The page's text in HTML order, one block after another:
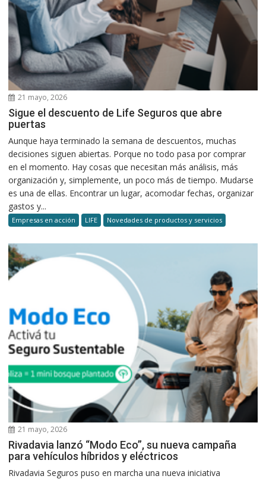
21 mayo, 2026
Sigue el descuento de Life Seguros que abre
puertas
Aunque haya terminado la semana de descuentos, muchas
decisiones siguen abiertas. Porque no todo pasa por comprar
en el momento. Hay cosas que necesitan más análisis, más
organización y, simplemente, un poco más de tiempo. Mudarse
es una de ellas. Encontrar un lugar, acomodar fechas, organizar
gastos y...
Empresas en acción LIFE Novedades de productos y servicios
21 mayo, 2026
Rivadavia lanzó “Modo Eco”, su nueva campaña
para vehículos híbridos y eléctricos
Rivadavia Seguros puso en marcha una nueva iniciativa